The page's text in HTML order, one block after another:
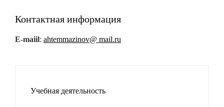
Контактная информация
E-maiil: ahtemmazinov@ mail.ru
Учебная деятельность